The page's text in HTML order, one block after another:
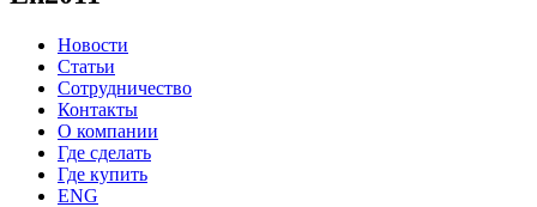
Новости
Статьи
Сотрудничество
Контакты
О компании
Где сделать
Где купить
ENG